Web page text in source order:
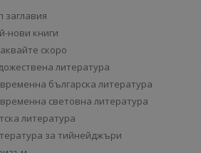
заглавия
нови книги
скоро
литература
българска литература
световна литература
литература
за тийнейджъри